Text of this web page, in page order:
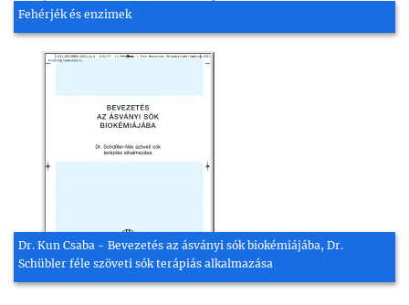
Fehérjék és enzimek
Dr. Kun Csaba - Bevezetés az ásványi sók biokémiájába, Dr.
Schübler féle szöveti sók terápiás alkalmazása